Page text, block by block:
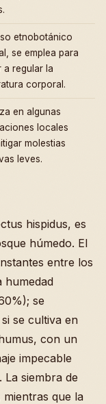
etnobotánico
se emplea para
a regular la
corporal.
en algunas
locales
molestias
leves.
hispidus, es
húmedo. El
entre los
humedad
se
se cultiva en
con un
impecable
siembra de
que la